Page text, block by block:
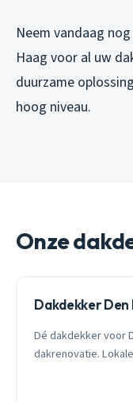
Neem vandaag
Haag voor al uw
duurzame
hoog niveau.
Onze
Dakdekker Den
Dé dakdekker voor
dakrenovatie.